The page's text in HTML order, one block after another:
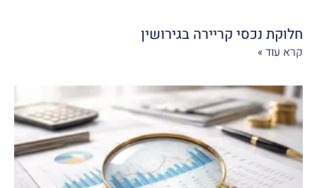
חלוקת נכסי קריירה בגירושין
קרא עוד »